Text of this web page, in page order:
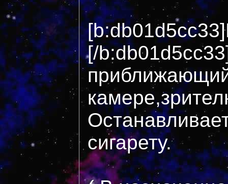
[/
сигарету.